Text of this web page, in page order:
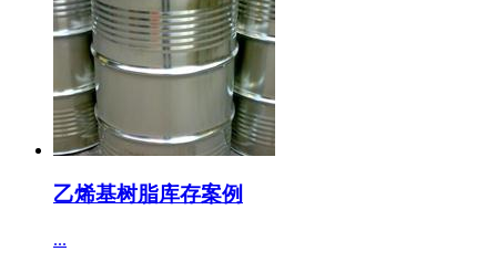
乙烯基树脂库存案例
...